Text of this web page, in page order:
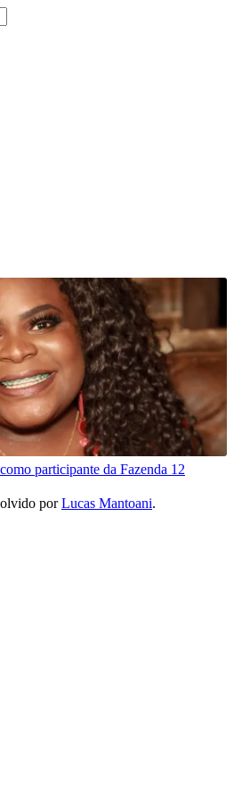
participante da Fazenda 12
porLucas Mantoani.